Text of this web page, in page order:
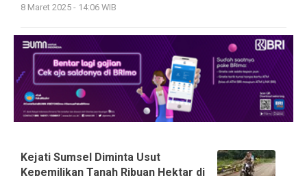
8 Maret 2025 - 14:06 WIB
Kejati Sumsel Diminta Usut
Kepemilikan Tanah Ribuan Hektar di